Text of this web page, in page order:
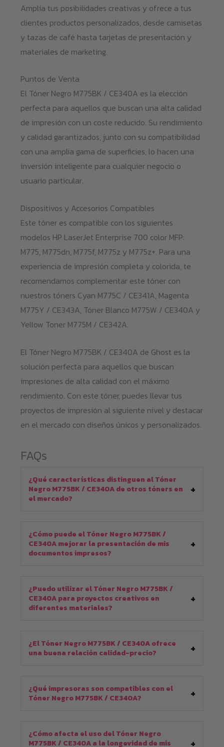
Amplía tus posibilidades creativas y ofrece a tus
clientes productos personalizados, desde camisetas
y tazas de café hasta tarjetas de presentación y
materiales de marketing.
Puntos de Venta
El Tóner Negro M775BK / CE340A es la elección
perfecta para aquellos que buscan una alta calidad
de impresión con un coste reducido. Su rendimiento
y calidad garantizados, junto con su compatibilidad
con una amplia gama de superficies, lo hacen una
inversión inteligente para cualquier negocio o
usuario particular.
Dispositivos y Accesorios Compatibles
Este tóner es compatible con los siguientes
modelos HP LaserJet Enterprise 700 color MFP:
M775, M775dn, M775f, M775z y M775z+. Para una
experiencia de impresión completa y colorida, te
recomendamos complementar este tóner con
nuestros tóners Cyan M775C / CE341A, Magenta
M775Y / CE343A, Tóner Blanco M775W / CE340A y
Yellow Toner M775M / CE342A.
El Tóner Negro M775BK / CE340A de Ghost es la
solución perfecta para aquellos que buscan
impresiones de alta calidad con el máximo
rendimiento. Con este tóner, puedes llevar tus
proyectos de impresión al siguiente nivel y destacar
en el mercado con diseños únicos y personalizados.
FAQs
¿Qué características distinguen al Tóner
Negro M775BK / CE340A de otros tóners en
el mercado?
¿Cómo puede el Tóner Negro M775BK /
CE340A mejorar la presentación de mis
documentos impresos?
¿Puedo utilizar el Tóner Negro M775BK /
CE340A para proyectos creativos en
diferentes materiales?
¿El Tóner Negro M775BK / CE340A ofrece
una buena relación calidad-precio?
¿Qué impresoras son compatibles con el
Tóner Negro M775BK / CE340A?
¿Cómo afecta el uso del Tóner Negro
M775BK / CE340A a la longevidad de mis